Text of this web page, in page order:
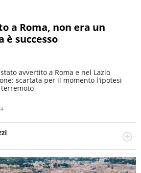
a Roma, non era un
è successo
avvertito a Roma e nel Lazio
scartata per il momento l'ipotesi
terremoto
Da oltre dieci anni si occupa di
web, scrivendo di sport, attualità,
spettacolo e videogame.